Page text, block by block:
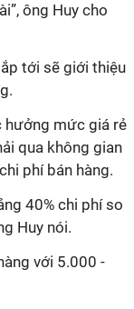
ông Huy cho
tới sẽ giới thiệu
hưởng mức giá rẻ
qua không gian
phí bán hàng.
40% chi phí so
Huy nói.
với 5.000 -